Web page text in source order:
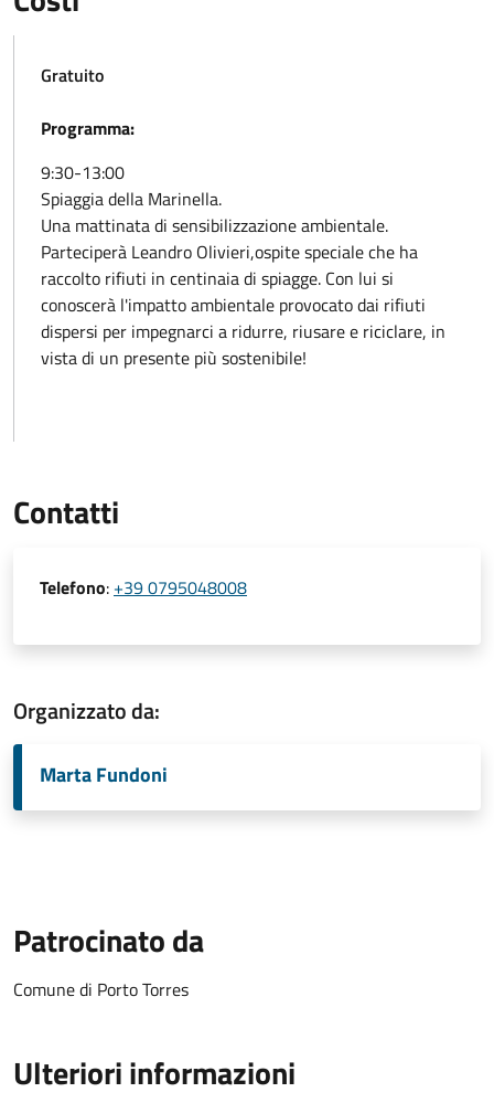
Gratuito
Programma:
9:30-13:00
Spiaggia della Marinella.
Una mattinata di sensibilizzazione ambientale.
Parteciperà Leandro Olivieri,ospite speciale che ha
raccolto rifiuti in centinaia di spiagge. Con lui si
conoscerà l'impatto ambientale provocato dai rifiuti
dispersi per impegnarci a ridurre, riusare e riciclare, in
vista di un presente più sostenibile!
Contatti
Telefono: +39 0795048008
Organizzato da:
Marta Fundoni
Patrocinato da
Comune di Porto Torres
Ulteriori informazioni